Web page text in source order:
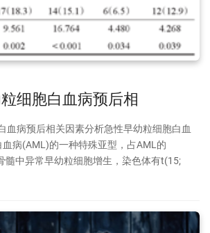
细胞白血病预后相
血病预后相关因素分析急性早幼粒细胞白血
病(AML)的一种特殊亚型，占AML的
髓中异常早幼粒细胞增生，染色体有t(15;